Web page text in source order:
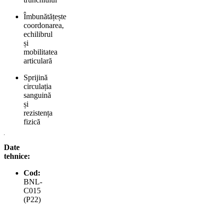
Îmbunătățește
coordonarea,
echilibrul
și
mobilitatea
articulară
Sprijină
circulația
sanguină
și
rezistența
fizică
Date
tehnice:
Cod:
BNL-
C015
(P22)